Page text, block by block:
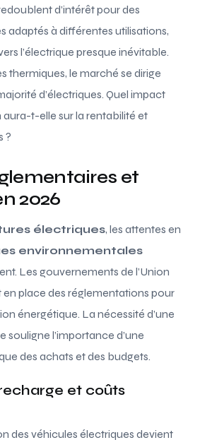
d’intérêt pour des
adaptés à différentes utilisations,
l’électrique presque inévitable.
thermiques, le marché se dirige
d’électriques. Quel impact
t-elle sur la rentabilité et
?
et
2026
électriques, les attentes en
environnementales
Les gouvernements de l’Union
place des réglementations pour
énergétique. La nécessité d’une
l’importance d’une
des achats et des budgets.
et coûts
des véhicules électriques devient